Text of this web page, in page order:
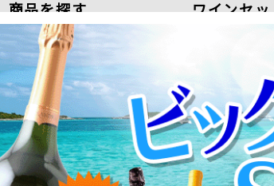
商品を探す ワインセ
今
最新の出荷
熊本地震の影響により九州への配送に